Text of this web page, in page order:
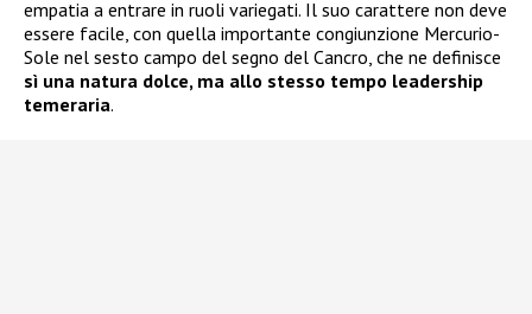
empatia a entrare in ruoli variegati. Il suo carattere non deve
essere facile, con quella importante congiunzione Mercurio-
Sole nel sesto campo del segno del Cancro, che ne definisce
sì una natura dolce, ma allo stesso tempo leadership
temeraria.